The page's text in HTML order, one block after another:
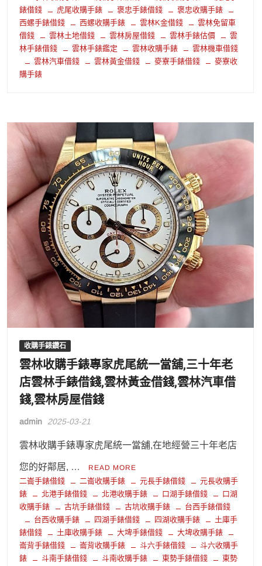
錶借錢
虎尾收購手錶 褒忠手錶借錢
褒忠收購手錶
西螺手錶借錢
西螺收購手錶 雲林K金借錢
雲林免留車
借錢
雲林土地借錢 雲林房屋借錢 雲林手錶估價
雲
林手錶借錢
雲林手錶鑑定 雲林收購手錶
雲林機車借錢
雲林汽車借錢
雲林黃金借錢 麥寮手錶借錢
麥寮收
購手錶
收購手錶鑽石
雲林收購手錶專家虎尾統一當舖,三十年老
店雲林手錶借錢,雲林黃金借錢,雲林汽車借
錢,雲林房屋借錢
admin 2025-03-21
雲林收購手錶專家虎尾統一當舖,在地經營三十年老店
您的好鄰居, … READ MORE
二崙手錶借錢 二崙收購手錶 元長手錶借錢
元長收購手
錶
北港手錶借錢 北港收購手錶 口湖手錶借錢
口湖
收購手錶
古坑手錶借錢 古坑收購手錶
台西手錶借錢
台西收購手錶
四湖手錶借錢 四湖收購手錶
土庫手
錶借錢
土庫收購手錶 大埤手錶借錢
大埤收購手錶
崙背手錶借錢
崙背收購手錶 斗六手錶借錢
斗六收購手
錶
斗南手錶借錢 斗南收購手錶 東勢手錶借錢
東勢